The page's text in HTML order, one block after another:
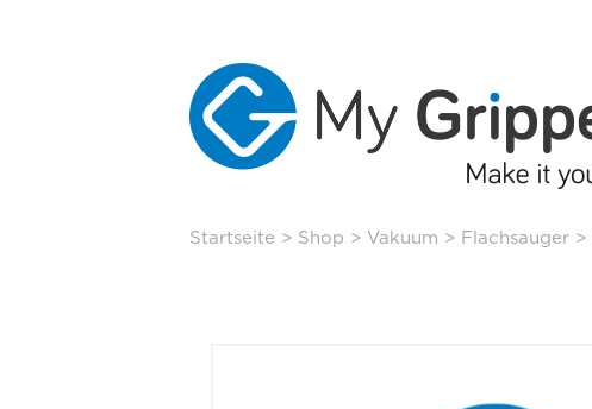
Startseite > Shop > Vakuum > Flachsauger >